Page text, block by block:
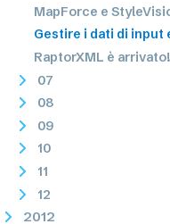
MapForce e
Gestire i dati di input
RaptorXML è arrivato!
07
08
09
10
11
12
2012